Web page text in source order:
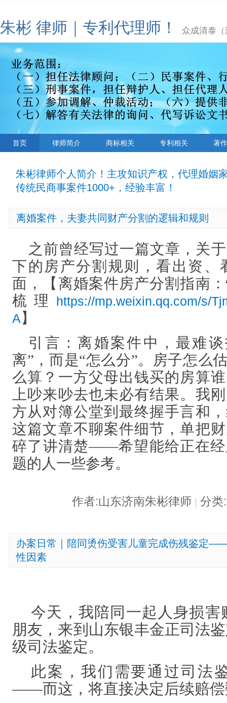
朱彬 律师｜专利代理师！ 众成清泰
首页 律师简介 商标相关 专利相关 著
朱彬律师个人简介！主攻知识产权，代理婚姻
传统民商事案件1000+，经验丰富！
离婚案件，夫妻共同财产分割的逻辑和规则
之前曾经写过一篇文章，关
下的房产分割规则，看出资、
面，【 离婚案件房产分割指南
梳理
https://mp.weixin.qq.com/s/
A 】
引言：离婚案件中，最难
离”，而是“怎么分”。房子怎么
么算？一方父母出钱买的房算
上吵来吵去也未必有结果。我
方从对簿公堂到最终握手言和
这篇文章不聊案件细节，单把
碎了讲清楚——希望能给正在经
题的人一些参考。
作者:山东济南朱彬律师 | 分类
办案日常｜陪同烫伤受害儿童完成伤残鉴定
性因素
今天，我陪同一起人身损
朋友，来到山东银丰金正司法
级司法鉴定。
此案 ，我们需要通过司法
——而这，将直接决定后续赔偿